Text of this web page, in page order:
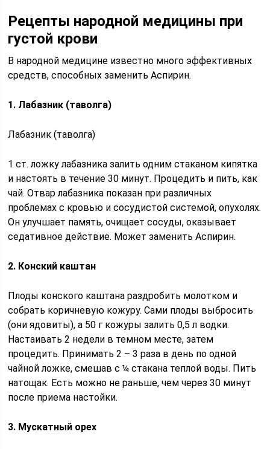
Рецепты народной медицины при
густой крови
В народной медицине известно много эффективных
средств, способных заменить Аспирин.
1. Лабазник (таволга)
Лабазник (таволга)
1 ст. ложку лабазника залить одним стаканом кипятка
и настоять в течение 30 минут. Процедить и пить, как
чай. Отвар лабазника показан при различных
проблемах с кровью и сосудистой системой, опухолях.
Он улучшает память, очищает сосуды, оказывает
седативное действие. Может заменить Аспирин.
2. Конский каштан
Плоды конского каштана раздробить молотком и
собрать коричневую кожуру. Сами плоды выбросить
(они ядовиты), а 50 г кожуры залить 0,5 л водки.
Настаивать 2 недели в темном месте, затем
процедить. Принимать 2 – 3 раза в день по одной
чайной ложке, смешав с ¼ стакана теплой воды. Пить
натощак. Есть можно не раньше, чем через 30 минут
после приема настойки.
3. Мускатный орех